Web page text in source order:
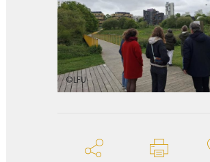
©LFU